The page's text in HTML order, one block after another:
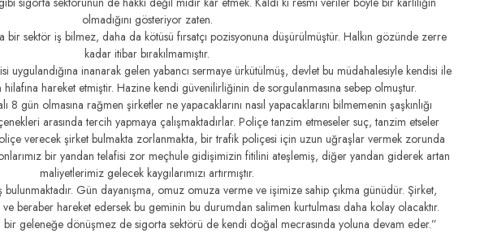
olmadığını gösteriyor zaten.
bir sektör iş bilmez, daha da kötüsü fırsatçı pozisyonuna düşürülmüştür. Halkın gözünde zerre
kadar itibar bırakılmamıştır.
uygulandığına inanarak gelen yabancı sermaye ürkütülmüş, devlet bu müdahalesiyle kendisi ile
hareket etmiştir. Hazine kendi güvenilirliğinin de sorgulanmasına sebep olmuştur.
8 gün olmasına rağmen şirketler ne yapacaklarını nasıl yapacaklarını bilmemenin şaşkınlığı
arasında tercih yapmaya çalışmaktadırlar. Poliçe tanzim etmeseler suç, tanzim etseler
verecek şirket bulmakta zorlanmakta, bir trafik poliçesi için uzun uğraşlar vermek zorunda
bir yandan telafisi zor meçhule gidişimizin fitilini ateşlemiş, diğer yandan giderek artan
maliyetlerimiz gelecek kaygılarımızı artırmıştır.
bulunmaktadır. Gün dayanışma, omuz omuza verme ve işimize sahip çıkma günüdür. Şirket,
beraber hareket edersek bu geminin bu durumdan salimen kurtulması daha kolay olacaktır.
bir geleneğe dönüşmez de sigorta sektörü de kendi doğal mecrasında yoluna devam eder.”